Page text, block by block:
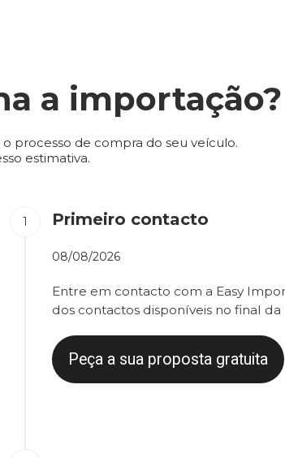
a importação?
processo de compra do seu veículo.
estimativa.
Primeiro contacto
08/08/2026
Entre em contacto com a Easy
dos contactos disponíveis no final da
Peça a sua proposta gratuita